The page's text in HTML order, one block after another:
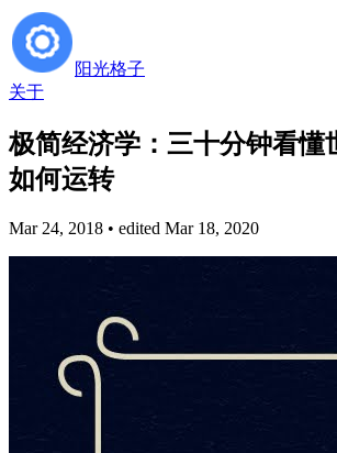
阳光格子
关于
极简经济学：三十分钟看懂
如何运转
Mar 24, 2018 • edited Mar 18, 2020